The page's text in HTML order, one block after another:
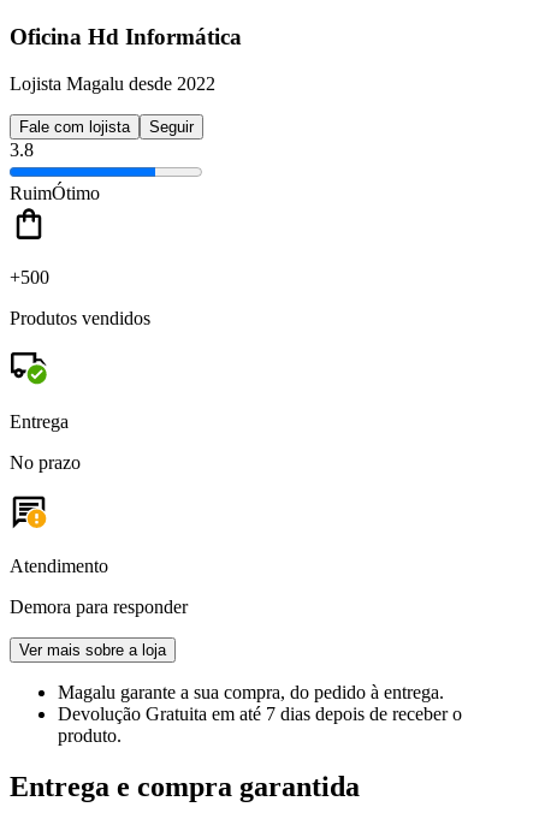
Oficina Hd Informática
Lojista Magalu desde 2022
Fale com lojista Seguir
3.8
RuimÓtimo
+500
Produtos vendidos
Entrega
No prazo
Atendimento
Demora para responder
Ver mais sobre a loja
Magalu garante a sua compra, do pedido à entrega.
Devolução Gratuita em até 7 dias depois de receber o
produto.
Entrega e compra garantida